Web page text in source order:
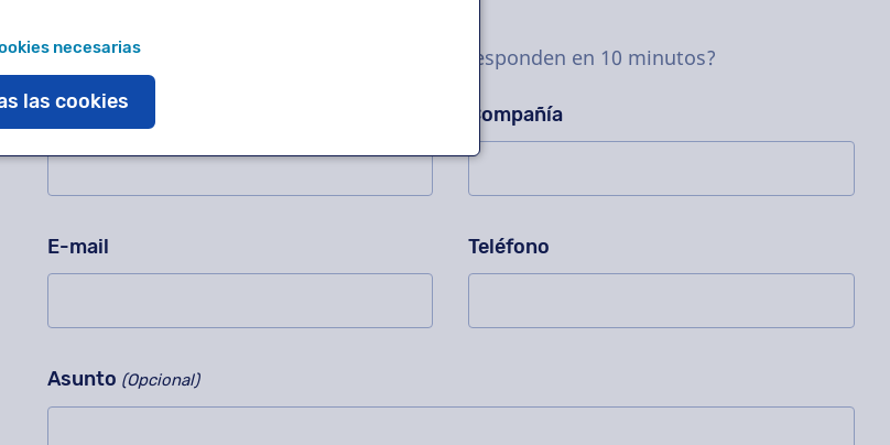
¿Sabía que el 95% de todas las preguntas se responden en 10 minutos?
Nombre Compañía
E-mail Teléfono
Asunto (Opcional)
necesarias
las cookies